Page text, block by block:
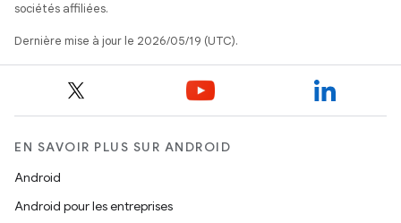
sociétés affiliées.
Dernière mise à jour le 2026/05/19 (UTC).
EN SAVOIR PLUS SUR ANDROID
Android
Android pour les entreprises